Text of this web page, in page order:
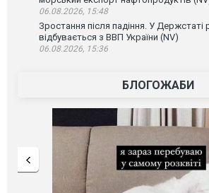
06.08.2026, 15:48
Зростання після падіння. У Держстаті
відбувається з ВВП України (NV)
06.08.2026, 15:36
БЛОГОЖАБИ